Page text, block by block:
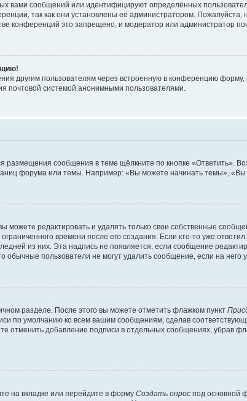
вами сообщений или идентифицируют определённых
так как они установлены её администратором.
конференций это запрещено, и модератор или администратор
другим пользователям через встроенную в конференцию
почтовой системой анонимными пользователями.
сообщения в теме щёлкните по кнопке «Ответить».
форума или темы. Например: «Вы можете начинать темы»,
редактировать и удалять только свои собственные
времени после его создания. Если кто-то уже
из них. Эта надпись не появляется, если сообщение
пользователи не могут удалить сообщение, если на него
разделе. После этого вы можете отметить флажком пункт
по умолчанию ко всем вашим сообщениям, сделав
отменить добавление подписи в отдельных сообщениях, убрав
на вкладке или перейдите в форму Создать опрос под основной